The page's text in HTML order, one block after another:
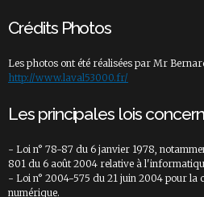
Crédits Photos
Les photos ont été réalisées par Mr
http://www.laval53000.fr/
Les principales lois
- Loi n° 78-87 du 6 janvier 1978,
801 du 6 août 2004 relative à
- Loi n° 2004-575 du 21 juin 2004 pour la
numérique.